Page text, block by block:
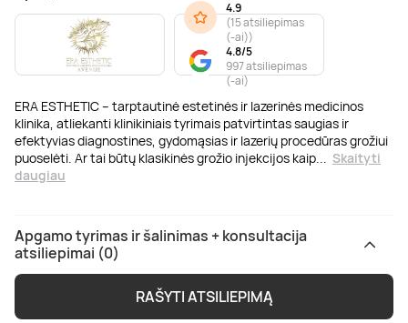
ERA ESTHETIC – tarptautinė estetinės ir lazerinės medicinos
klinika, atliekanti klinikiniais tyrimais patvirtintas saugias ir
efektyvias diagnostines, gydomąsias ir lazerių procedūras grožiui
puoselėti. Ar tai būtų klasikinės grožio injekcijos kaip
Skaityti
daugiau
4.9
(15 atsiliepimas
(-ai))
4.8/5
997 atsiliepimas
(-ai)
Apgamo tyrimas ir šalinimas + konsultacija
atsiliepimai (0)
RAŠYTI ATSILIEPIMĄ